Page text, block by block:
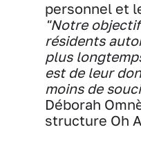
personnel et
"Notre
résidents
plus
est de leur
moins de
Déborah
structure Oh